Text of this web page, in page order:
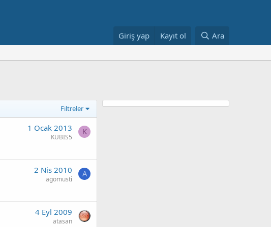
Giriş yap Kayıt ol Ara
Filtreler
1 Ocak 2013
KUBIS5
K
2 Nis 2010
agomusti
A
4 Eyl 2009
atasan